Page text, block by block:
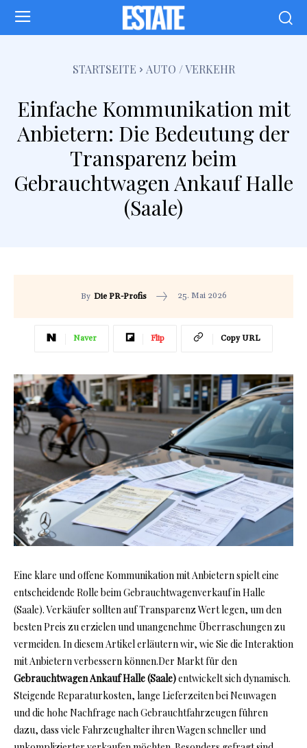
STARTSEITE AUTO / VERKEHR
Einfache Kommunikation mit
Anbietern: Die Bedeutung der
Transparenz beim
Gebrauchtwagen Ankauf Halle
(Saale)
By Die PR-Profis 25. Mai 2026
Naver Flip Copy URL
Eine klare und offene Kommunikation mit Anbietern spielt eine
entscheidende Rolle beim Gebrauchtwagenverkauf in Halle
(Saale). Verkäufer sollten auf Transparenz Wert legen, um den
besten Preis zu erzielen und unangenehme Überraschungen zu
vermeiden. In diesem Artikel erläutern wir, wie Sie die Interaktion
mit Anbietern verbessern können.Der Markt für den
Gebrauchtwagen Ankauf Halle (Saale)entwickelt sich dynamisch.
Steigende Reparaturkosten, lange Lieferzeiten bei Neuwagen
und die hohe Nachfrage nach Gebrauchtfahrzeugen führen
dazu, dass viele Fahrzeughalter ihren Wagen schneller und